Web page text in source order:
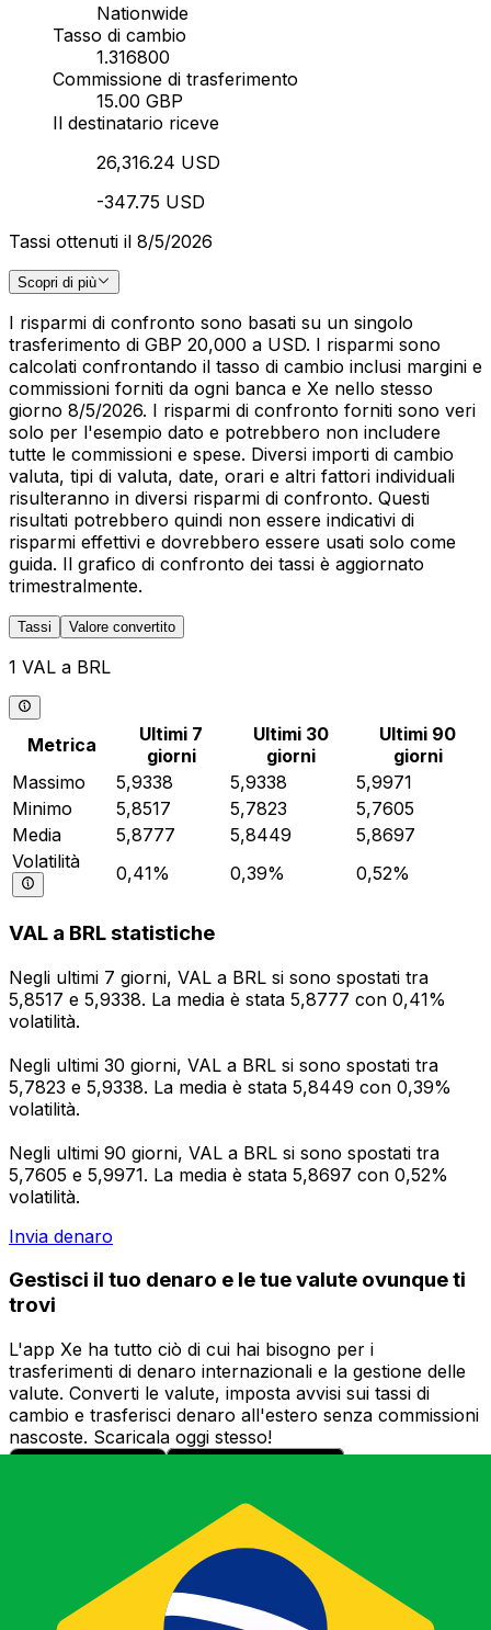
Nationwide
Tasso di cambio
1.316800
Commissione di trasferimento
15.00 GBP
Il destinatario riceve
26,316.24 USD
-347.75 USD
Tassi ottenuti il 8/5/2026
Scopri di più
I risparmi di confronto sono basati su un singolo
trasferimento di GBP 20,000 a USD. I risparmi sono
calcolati confrontando il tasso di cambio inclusi margini e
commissioni forniti da ogni banca e Xe nello stesso
giorno 8/5/2026. I risparmi di confronto forniti sono veri
solo per l'esempio dato e potrebbero non includere
tutte le commissioni e spese. Diversi importi di cambio
valuta, tipi di valuta, date, orari e altri fattori individuali
risulteranno in diversi risparmi di confronto. Questi
risultati potrebbero quindi non essere indicativi di
risparmi effettivi e dovrebbero essere usati solo come
guida. Il grafico di confronto dei tassi è aggiornato
trimestralmente.
Tassi Valore convertito
1 VAL a BRL
Metrica
Ultimi 7
giorni
Ultimi 30
giorni
Ultimi 90
giorni
Massimo
5,9338 5,9338
5,9971
Minimo
5,8517 5,7823
5,7605
Media
5,8777 5,8449
5,8697
Volatilità
0,41% 0,39% 0,52%
VAL a BRL statistiche
Negli ultimi 7 giorni, VAL a BRL si sono spostati tra
5,8517 e 5,9338. La media è stata 5,8777 con 0,41%
volatilità.
Negli ultimi 30 giorni, VAL a BRL si sono spostati tra
5,7823 e 5,9338. La media è stata 5,8449 con 0,39%
volatilità.
Negli ultimi 90 giorni, VAL a BRL si sono spostati tra
5,7605 e 5,9971. La media è stata 5,8697 con 0,52%
volatilità.
Invia denaro
Gestisci il tuo denaro e le tue valute ovunque ti
trovi
L'app Xe ha tutto ciò di cui hai bisogno per i
trasferimenti di denaro internazionali e la gestione delle
valute. Converti le valute, imposta avvisi sui tassi di
cambio e trasferisci denaro all'estero senza commissioni
nascoste. Scaricala oggi stesso!